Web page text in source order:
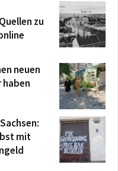
zu
neuen
haben
mit